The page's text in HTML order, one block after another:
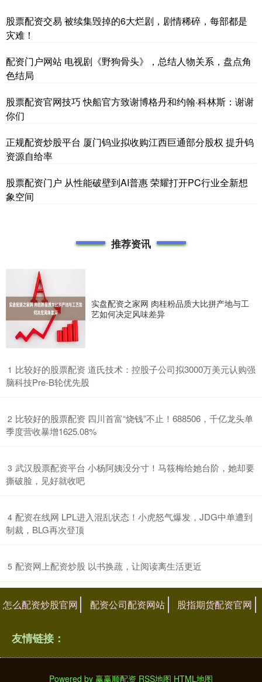
股票配资交易 被续集毁掉的6大烂剧，剧情稀碎，每部都是
灾难！
配资门户网站 电视剧《野狗骨头》，总结人物关系，盘点角
色结局
股票配资官网技巧 快船官方致谢博格丹和约翰·科林斯：谢谢
你们
正规配资炒股平台 厦门钨业拟收购江西巨通部分股权 提升钨
资源自给率
股票配资门户 从性能破壁到AI普惠 荣耀打开PC行业全新想
象空间
推荐资讯
实盘配资之家网 肉桂粉品质大比拼产地与工
艺如何决定风味差异
1 ​比较好的股票配资 道氏技术：控股子公司拟3000万美元认购强
脑科技Pre-B轮优先股
2 ​比较好的股票配资 四川首富“烧钱”不止！688506，千亿龙头单
季度营收暴增1625.08%
3 ​武汉股票配资平台 小杨阿姨没分寸！马筱梅给她台阶，她却要
撕破脸，见好就收吧
4 ​配资在线网 LPL进入混乱状态！小虎怒气爆发，JDG中单遭到
制裁，BLG再次登顶
5 ​配资网上配资炒股 以书换蔬，让阅读离生活更近
怎么配资炒股官网 配资公司配资网站 股指期货配资官网
友情链接：
Powered by 赢赢顺配资 RSS地图 HTML地图